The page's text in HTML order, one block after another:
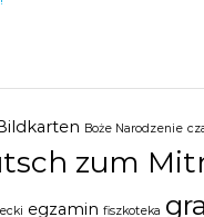
Boże Narodzenie
zum
egzamin fiszkoteka